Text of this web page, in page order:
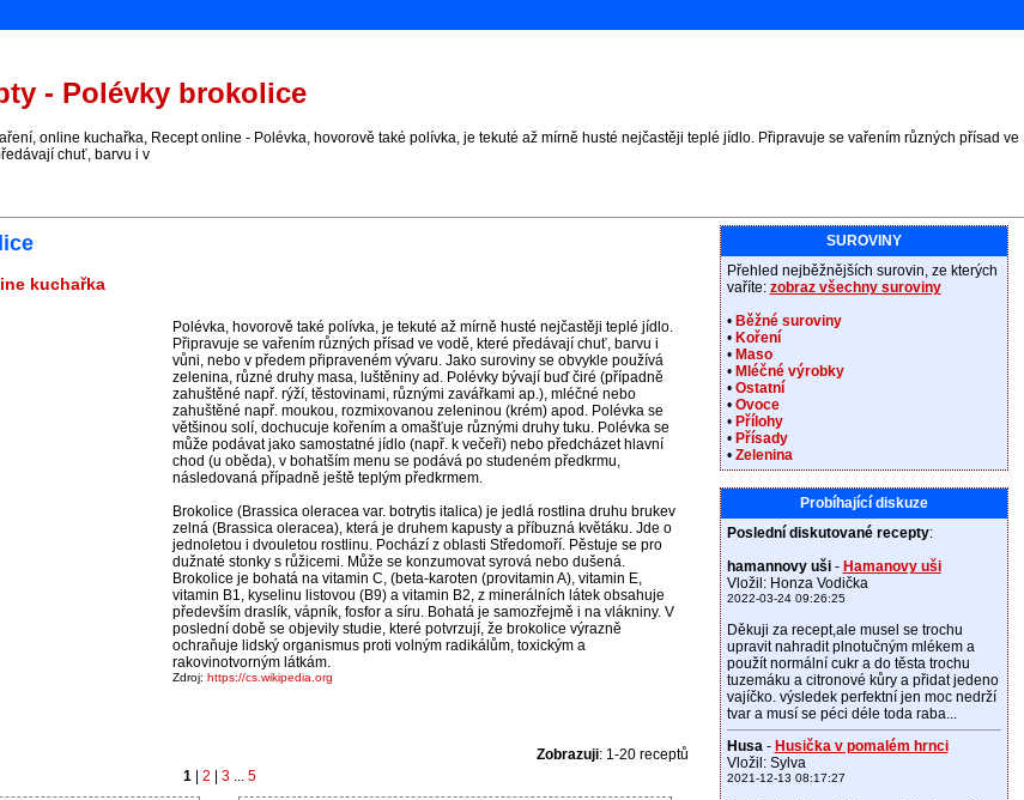
- Polévky brokolice
online kuchařka, Recept online - Polévka, hovorově také polívka, je tekuté až mírně husté nejčastěji teplé jídlo. Připravuje se vařením různých přísad ve
chuť, barvu i v
kuchařka
Polévka, hovorově také polívka, je tekuté až mírně husté nejčastěji teplé jídlo.
Připravuje se vařením různých přísad ve vodě, které předávají chuť, barvu i
vůni, nebo v předem připraveném vývaru. Jako suroviny se obvykle používá
zelenina, různé druhy masa, luštěniny ad. Polévky bývají buď čiré (případně
zahuštěné např. rýží, těstovinami, různými zavářkami ap.), mléčné nebo
zahuštěné např. moukou, rozmixovanou zeleninou (krém) apod. Polévka se
většinou solí, dochucuje kořením a omašťuje různými druhy tuku. Polévka se
může podávat jako samostatné jídlo (např. k večeři) nebo předcházet hlavní
chod (u oběda), v bohatším menu se podává po studeném předkrmu,
následovaná případně ještě teplým předkrmem.
Brokolice (Brassica oleracea var. botrytis italica) je jedlá rostlina druhu brukev
zelná (Brassica oleracea), která je druhem kapusty a příbuzná květáku. Jde o
jednoletou i dvouletou rostlinu. Pochází z oblasti Středomoří. Pěstuje se pro
dužnaté stonky s růžicemi. Může se konzumovat syrová nebo dušená.
Brokolice je bohatá na vitamin C, (beta-karoten (provitamin A), vitamin E,
vitamin B1, kyselinu listovou (B9) a vitamin B2, z minerálních látek obsahuje
především draslík, vápník, fosfor a síru. Bohatá je samozřejmě i na vlákniny. V
poslední době se objevily studie, které potvrzují, že brokolice výrazně
ochraňuje lidský organismus proti volným radikálům, toxickým a
rakovinotvorným látkám.
Zdroj: https://cs.wikipedia.org
Zobrazuji: 1-20 receptů
1
2 3... 5
SUROVINY
Přehled nejběžnějších surovin, ze kterých
vaříte: zobraz všechny suroviny
• Běžné suroviny
• Koření
• Maso
• Mléčné výrobky
• Ostatní
• Ovoce
• Přílohy
• Přísady
• Zelenina
Probíhající diskuze
Poslední diskutované recepty:
hamannovy uši- Hamanovy uši
Vložil: Honza Vodička
2022-03-24 09:26:25
Děkuji za recept,ale musel se trochu
upravit nahradit plnotučným mlékem a
použít normální cukr a do těsta trochu
tuzemáku a citronové kůry a přidat jedeno
vajíčko. výsledek perfektní jen moc nedrží
tvar a musí se péci déle toda raba...
Husa- Husička v pomalém hrnci
Vložil: Sylva
2021-12-13 08:17:27